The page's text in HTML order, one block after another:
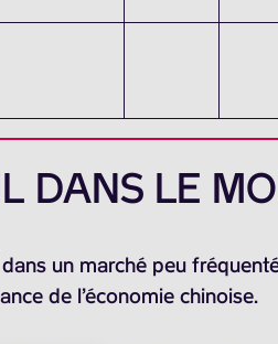
DANS LE
un marché peu
de l’économie chinoise.